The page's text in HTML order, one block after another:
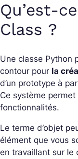
Qu’est-
Class ?
Une classe Python
contour pour la
d’un prototype à
Ce système
fonctionnalités.
Le terme d’objet
élément que vous
en travaillant sur le